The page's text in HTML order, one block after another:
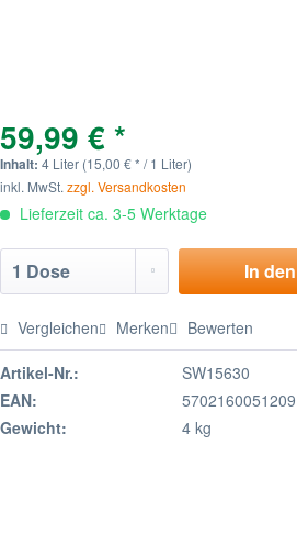
59,99 € *
Inhalt:4 Liter (15,00 € * / 1 Liter)
inkl. MwSt.zzgl. Versandkosten
Lieferzeit ca. 3-5 Werktage
In den
Vergleichen Merken Bewerten
Artikel-Nr.:
SW15630
EAN:
5702160051209
Gewicht:
4 kg